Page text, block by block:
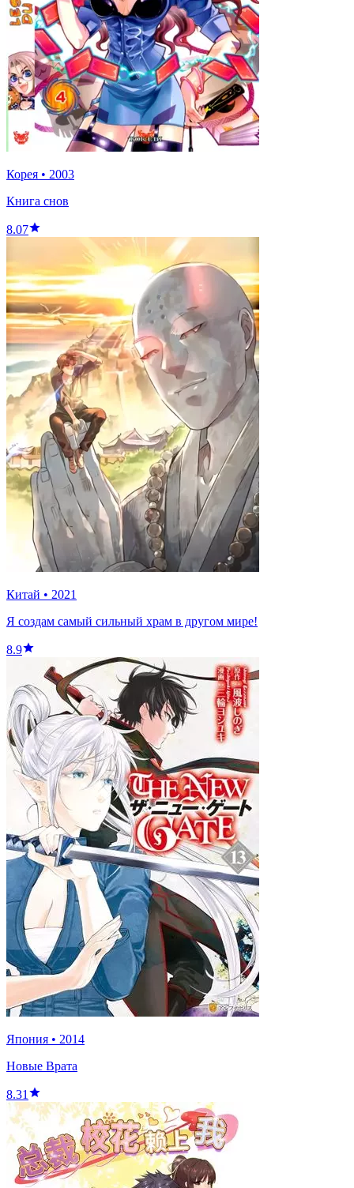
Корея • 2003
Книга снов
8.07
Китай • 2021
Я создам самый сильный храм в другом мире!
8.9
Япония • 2014
Новые Врата
8.31